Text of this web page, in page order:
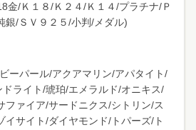
金/Ｋ１８/Ｋ２４/Ｋ１４/プラチナ/Ｐ
銀/ＳＶ９２５/小判/メダル)
ーパール/アクアマリン/アパタイト/
ライト/琥珀/エメラルド/オニキス/
ファイア/サードニクス/シトリン/ス
イサイト/ダイヤモンド/トパーズ/ト